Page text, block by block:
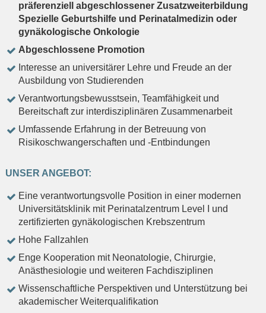
präferenziell abgeschlossener Zusatzweiterbildung
Spezielle Geburtshilfe und Perinatalmedizin oder
gynäkologische Onkologie
Abgeschlossene Promotion
Interesse an universitärer Lehre und Freude an der
Ausbildung von Studierenden
Verantwortungsbewusstsein, Teamfähigkeit und
Bereitschaft zur interdisziplinären Zusammenarbeit
Umfassende Erfahrung in der Betreuung von
Risikoschwangerschaften und -Entbindungen
UNSER ANGEBOT:
Eine verantwortungsvolle Position in einer modernen
Universitätsklinik mit Perinatalzentrum Level I und
zertifizierten gynäkologischen Krebszentrum
Hohe Fallzahlen
Enge Kooperation mit Neonatologie, Chirurgie,
Anästhesiologie und weiteren Fachdisziplinen
Wissenschaftliche Perspektiven und Unterstützung bei
akademischer Weiterqualifikation